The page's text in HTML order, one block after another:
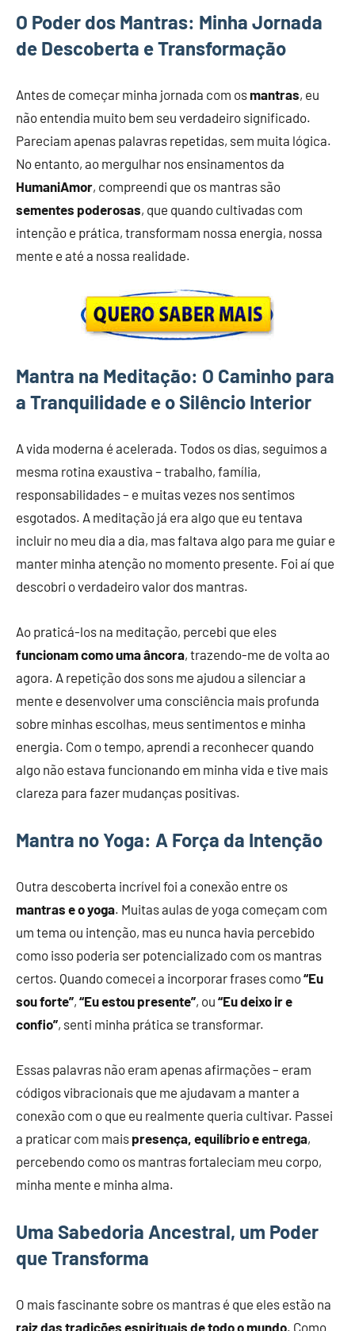
O Poder dos Mantras: Minha Jornada
de Descoberta e Transformação
Antes de começar minha jornada com osmantras, eu
não entendia muito bem seu verdadeiro significado.
Pareciam apenas palavras repetidas, sem muita lógica.
No entanto, ao mergulhar nos ensinamentos da
HumaniAmor, compreendi que os mantras são
sementes poderosas, que quando cultivadas com
intenção e prática, transformam nossa energia, nossa
mente e até a nossa realidade.
Mantra na Meditação: O Caminho para
a Tranquilidade e o Silêncio Interior
A vida moderna é acelerada. Todos os dias, seguimos a
mesma rotina exaustiva – trabalho, família,
responsabilidades – e muitas vezes nos sentimos
esgotados. A meditação já era algo que eu tentava
incluir no meu dia a dia, mas faltava algo para me guiar e
manter minha atenção no momento presente. Foi aí que
descobri o verdadeiro valor dos mantras.
Ao praticá-los na meditação, percebi que eles
funcionam como uma âncora, trazendo-me de volta ao
agora. A repetição dos sons me ajudou a silenciar a
mente e desenvolver uma consciência mais profunda
sobre minhas escolhas, meus sentimentos e minha
energia. Com o tempo, aprendi a reconhecer quando
algo não estava funcionando em minha vida e tive mais
clareza para fazer mudanças positivas.
Mantra no Yoga: A Força da Intenção
Outra descoberta incrível foi a conexão entre os
mantras e o yoga. Muitas aulas de yoga começam com
um tema ou intenção, mas eu nunca havia percebido
como isso poderia ser potencializado com os mantras
certos. Quando comecei a incorporar frases como“Eu
sou forte”, “Eu estou presente”, ou “Eu deixo ir e
confio”, senti minha prática se transformar.
Essas palavras não eram apenas afirmações – eram
códigos vibracionais que me ajudavam a manter a
conexão com o que eu realmente queria cultivar. Passei
a praticar com mais presença, equilíbrio e entrega,
percebendo como os mantras fortaleciam meu corpo,
minha mente e minha alma.
Uma Sabedoria Ancestral, um Poder
que Transforma
O mais fascinante sobre os mantras é que eles estão na
raiz das tradições espirituais de todo o mundo. Como